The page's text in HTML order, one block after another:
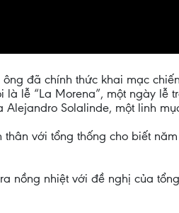
đã chính thức khai mạc
lễ “La Morena”, một ngày
Solalinde, một linh
với tổng thống cho biết
nồng nhiệt với đề nghị của